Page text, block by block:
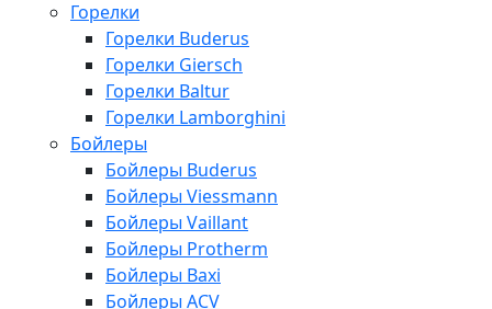
Горелки
Горелки Buderus
Горелки Giersch
Горелки Baltur
Горелки Lamborghini
Бойлеры
Бойлеры Buderus
Бойлеры Viessmann
Бойлеры Vaillant
Бойлеры Protherm
Бойлеры Baxi
Бойлеры ACV